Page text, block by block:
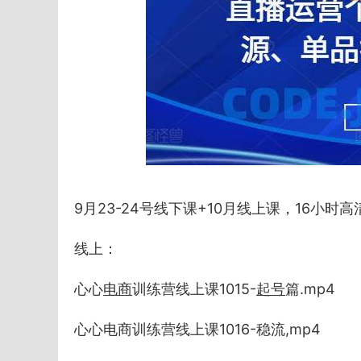
9月23-24号线下课+10月线上课，16小时高
线上：
心心电商训练营线上课1015-起号篇.mp4
心心电商训练营线上课1016-稳流,mp4